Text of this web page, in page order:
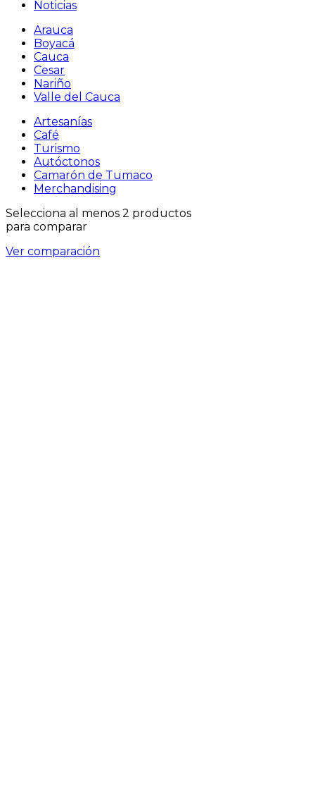
Noticias
Arauca
Boyacá
Cauca
Cesar
Nariño
Valle del Cauca
Artesanías
Café
Turismo
Autóctonos
Camarón de Tumaco
Merchandising
Selecciona al menos 2 productos
para comparar
Ver comparación